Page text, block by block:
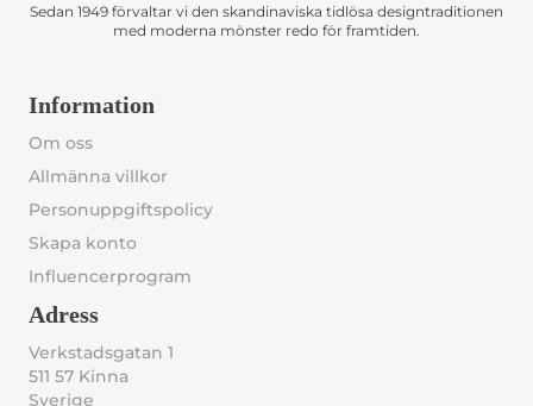
Sedan 1949 förvaltar vi den skandinaviska tidlösa designtraditionen
med moderna mönster redo för framtiden.
Information
Om oss
Allmänna villkor
Personuppgiftspolicy
Skapa konto
Influencerprogram
Adress
Verkstadsgatan 1
511 57 Kinna
Sverige